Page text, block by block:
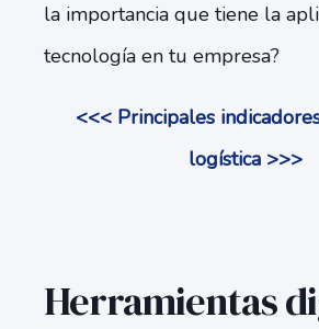
la importancia que tiene la
tecnología en tu empresa?
<<< Principales
logística >>>
Herramientas